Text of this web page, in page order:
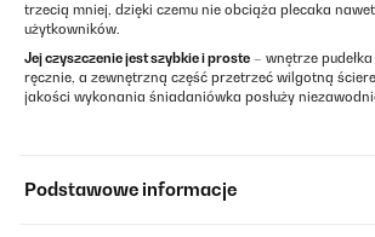
trzecią mniej, dzięki czemu nie obciąża plecaka
użytkowników.
Jej czyszczenie jest szybkie i proste – wnętrze
ręcznie, a zewnętrzną część przetrzeć wilgotną
jakości wykonania śniadaniówka posłuży
Podstawowe informacje